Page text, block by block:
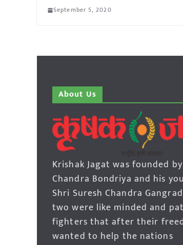
September 5, 2020
About Us
Krishak Jagat was founded
Chandra Bondriya and his
Shri Suresh Chandra
two were like minded and
fighters that after their
wanted to help the nations